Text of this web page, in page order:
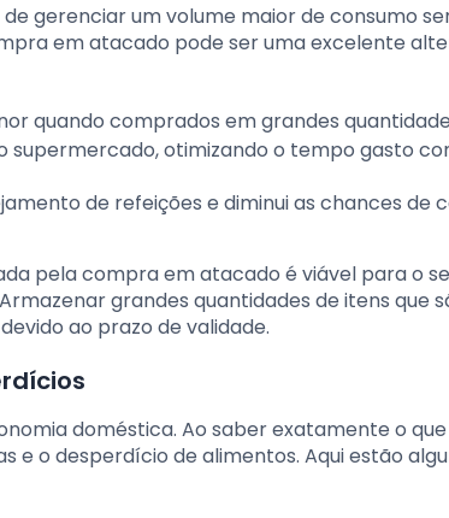
gerenciar um volume maior de consumo
em atacado pode ser uma excelente
quando comprados em grandes
supermercado, otimizando o tempo gasto
de refeições e diminui as chances de
pela compra em atacado é viável para o
grandes quantidades de itens que
ao prazo de validade.
doméstica. Ao saber exatamente o
o desperdício de alimentos. Aqui estão